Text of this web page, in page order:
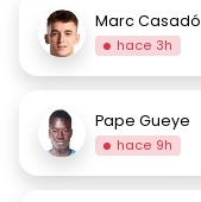
Marc Casadó
hace 3h
Pape Gueye
hace 9h